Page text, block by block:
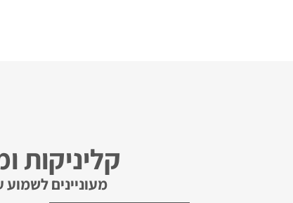
קליניקות
מעוניינים לשמוע